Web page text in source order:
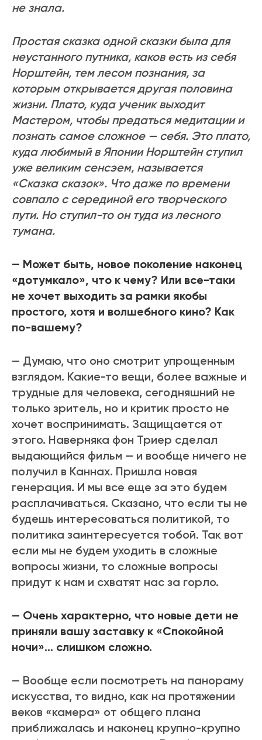
не знала.
Простая сказка одной сказки была для
неустанного путника, каков есть из себя
Норштейн, тем лесом познания, за
которым открывается другая половина
жизни. Плато, куда ученик выходит
Мастером, чтобы предаться медитации и
познать самое сложное — себя. Это плато,
куда любимый в Японии Норштейн ступил
уже великим сенсэем, называется
«Сказка сказок». Что даже по времени
совпало с серединой его творческого
пути. Но ступил-то он туда из лесного
тумана.
— Может быть, новое поколение наконец
«дотумкало», что к чему? Или все-таки
не хочет выходить за рамки якобы
простого, хотя и волшебного кино? Как
по-вашему?
— Думаю, что оно смотрит упрощенным
взглядом. Какие-то вещи, более важные и
трудные для человека, сегодняшний не
только зритель, но и критик просто не
хочет воспринимать. Защищается от
этого. Наверняка фон Триер сделал
выдающийся фильм — и вообще ничего не
получил в Каннах. Пришла новая
генерация. И мы все еще за это будем
расплачиваться. Сказано, что если ты не
будешь интересоваться политикой, то
политика заинтересуется тобой. Так вот
если мы не будем уходить в сложные
вопросы жизни, то сложные вопросы
придут к нам и схватят нас за горло.
— Очень характерно, что новые дети не
приняли вашу заставку к «Спокойной
ночи»… слишком сложно.
— Вообще если посмотреть на панораму
искусства, то видно, как на протяжении
веков «камера» от общего плана
приближалась и наконец крупно-крупно